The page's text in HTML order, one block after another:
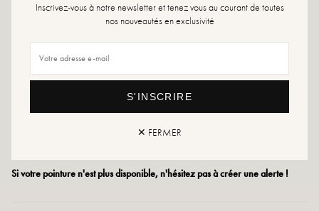
Hauteur du plateau : 1,5 cm
Conseils pointure : Ce modèle chausse petit, si vous êtes entre deux pointures,
avec un produit spécialisé ou un spray multi-matière qui conviendra dans tous
Si votre pointure n'est plus disponible, n'hésitez pas à créer une alerte !
Inscrivez-vous à notre newsletter et tenez vous au courant de toutes
nos nouveautés en exclusivité
S'INSCRIRE
✕ FERMER